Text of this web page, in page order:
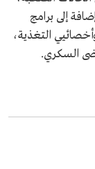
إلى برامج
التغذية،
السكري.